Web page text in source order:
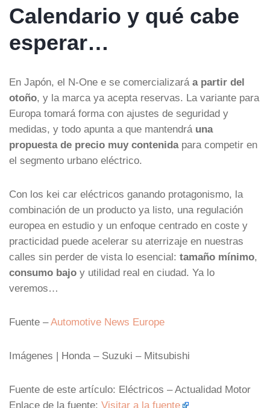
Calendario y qué cabe
esperar…
En Japón, el N-One e se comercializará a partir del
otoño, y la marca ya acepta reservas. La variante para
Europa tomará forma con ajustes de seguridad y
medidas, y todo apunta a que mantendrá una
propuesta de precio muy contenidapara competir en
el segmento urbano eléctrico.
Con los kei car eléctricos ganando protagonismo, la
combinación de un producto ya listo, una regulación
europea en estudio y un enfoque centrado en coste y
practicidad puede acelerar su aterrizaje en nuestras
calles sin perder de vista lo esencial: tamaño mínimo,
consumo bajo y utilidad real en ciudad. Ya lo
veremos…
Fuente –Automotive News Europe
Imágenes | Honda – Suzuki – Mitsubishi
Fuente de este artículo: Eléctricos – Actualidad Motor
Enlace de la fuente: Visitar a la fuente